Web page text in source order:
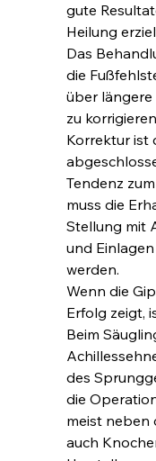
gute
Heilung
Das
die
über längere
zu
Korrektur ist
Tendenz
muss die
Stellung mit
und
werden.
Wenn die
Erfolg zeigt,
Beim
des
die
meist neben
auch